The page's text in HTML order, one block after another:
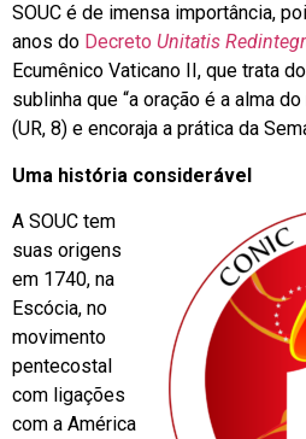
SOUC é de imensa importância,
anos do Decreto Unitatis
Ecumênico Vaticano II, que trata
sublinha que “a oração é a alma
(UR, 8) e encoraja a prática da
Uma história considerável
A SOUC tem
suas origens
em 1740, na
Escócia, no
movimento
pentecostal
com ligações
com a América